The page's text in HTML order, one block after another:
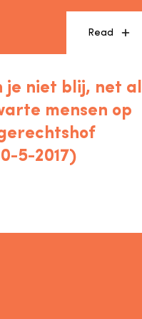
Read
je niet blij, net
mensen op
5-2017)